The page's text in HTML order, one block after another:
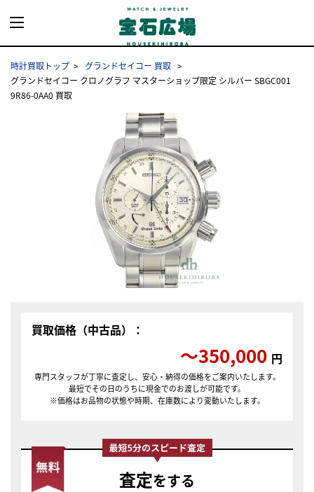
時計買取トップ
グランドセイコー 買取
グランドセイコー クロノグラフ マスターショップ限定 シルバー SBGC001
9R86-0AA0 買取
買取価格（中古品）：
〜350,000 円
専門スタッフが丁寧に査定し、安心・納得の価格をご案内いたします。
最短でその日のうちに現金でのお渡しが可能です。
※価格はお品物の状態や時期、在庫数により変動いたします。
査定をする